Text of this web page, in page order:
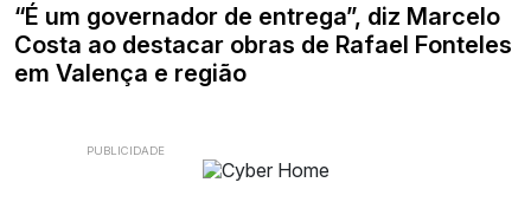
“É um governador de entrega”, diz Marcelo
Costa ao destacar obras de Rafael Fonteles
em Valença e região